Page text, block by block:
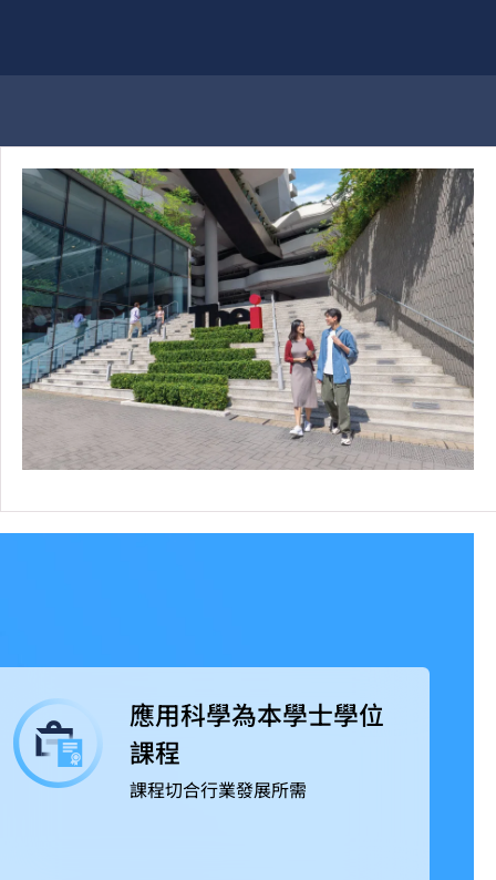
應用科學為本學士學位
課程
課程切合行業發展所需